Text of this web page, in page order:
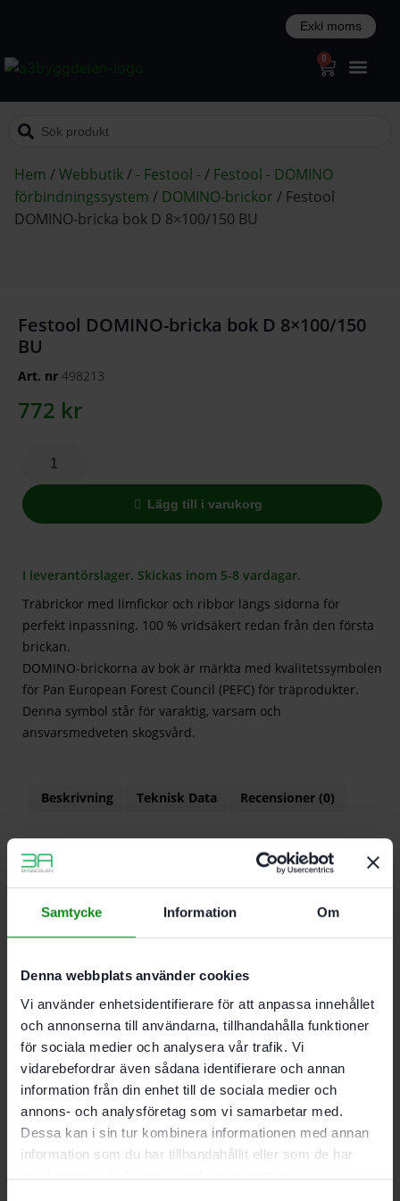
Samtycke Information Om
Denna webbplats använder cookies
Vi använder enhetsidentifierare för att anpassa innehållet
och annonserna till användarna, tillhandahålla funktioner
för sociala medier och analysera vår trafik. Vi
vidarebefordrar även sådana identifierare och annan
information från din enhet till de sociala medier och
annons- och analysföretag som vi samarbetar med.
Dessa kan i sin tur kombinera informationen med annan
information som du har tillhandahållit eller som de har
0
Hem /Webbutik/ - Festool -/ Festool - DOMINO
förbindningssystem / DOMINO-brickor / Festool
DOMINO-bricka bok D 8×100/150 BU
Festool DOMINO-bricka bok D 8×100/150
BU
Art. nr 498213
772 kr
Lägg till i varukorg
I leverantörslager. Skickas inom 5-8 vardagar.
Träbrickor med limfickor och ribbor längs sidorna för
perfekt inpassning. 100 % vridsäkert redan från den första
brickan.
DOMINO-brickorna av bok är märkta med kvalitetssymbolen
för Pan European Forest Council (PEFC) för träprodukter.
Denna symbol står för varaktig, varsam och
ansvarsmedveten skogsvård.
Beskrivning Teknisk Data Recensioner (0)
Egenskaper
Träbrickor med perfekt passform och högsta
möjliga stabilitet
100 % vridsäkert redan från den första
DOMINO-brickan
Material: bok
Mått 8 x 100 mm; Förpackning 150 Antal
Bli först med att recensera ”Festool DOMINO-bricka
bok D 8×100/150 BU”